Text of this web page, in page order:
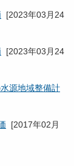
[2023年03月24
[2023年03月24
源地域整備計
[2017年02月